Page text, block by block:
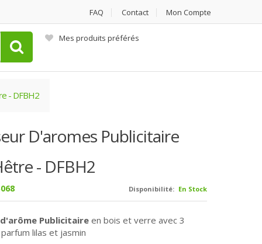
FAQ Contact Mon Compte
Mes produits préférés
- DFBH2
D'aromes Publicitaire
- DFBH2
Disponibilité: En Stock
Publicitaire en bois et verre avec 3
parfum lilas et jasmin